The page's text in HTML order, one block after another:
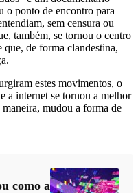
o ponto de encontro para
sem censura ou
também, se tornou o centro
de forma clandestina,
estes movimentos, o
a internet se tornou a melhor
mudou a forma de
como a